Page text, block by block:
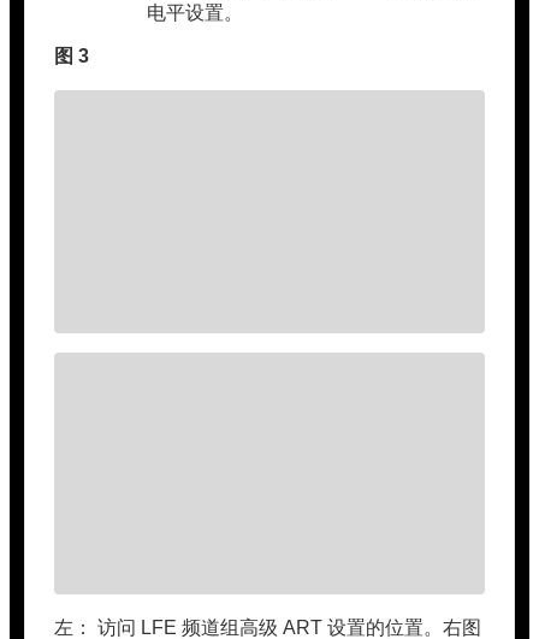
电平设置。
图 3
左： 访问 LFE 频道组高级 ART 设置的位置。右图